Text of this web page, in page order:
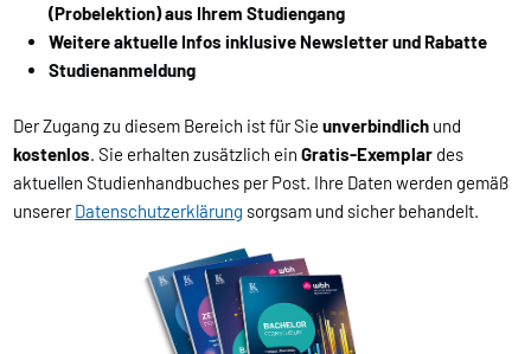
(Probelektion) aus Ihrem Studiengang
Weitere aktuelle Infos inklusive Newsletter und Rabatte
Studienanmeldung
Der Zugang zu diesem Bereich ist für Sieunverbindlich und
kostenlos. Sie erhalten zusätzlich einGratis-Exemplar des
aktuellen Studienhandbuches per Post. Ihre Daten werden gemäß
unsererDatenschutzerklärung sorgsam und sicher behandelt.